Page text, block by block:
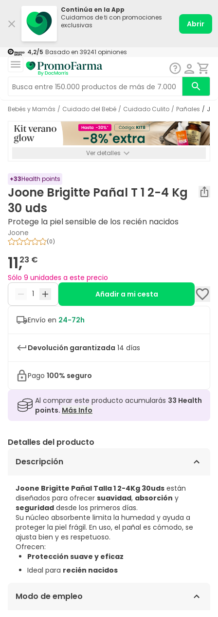
Continúa en la App
Cuidamos de ti con promociones
exclusivas
Abrir
4,2/5 Basado en 39241 opiniones
Bebés y Mamás / Cuidado del Bebé / Cuidado Culito / Pañales /
Ver detalles
+33Health points
Joone Brigitte Pañal T 1 2-4 Kg
30 uds
Protege la piel sensible de los recién nacidos
Joone
(0)
11,23 €
Sólo 9 unidades a este precio
Añadir a mi cesta
Envío en 24-72h
Devolución garantizada 14 días
Pago 100% seguro
Al comprar este producto acumularás 33 Health
points. Más Info
Detalles del producto
Descripción
Joone Brigitte Pañal Talla 1 2-4Kg 30uds están
diseñados para ofrecer suavidad, absorción y
seguridad desde los primeros días.
Su núcleo absorbente limita la humedad y ayuda a
proteger la piel frágil. En uso, el pañal es cómodo, se
ajusta bien y es respetuoso.
Ofrecen:
Protección suave y eficaz
Ideal para recién nacidos
Modo de empleo